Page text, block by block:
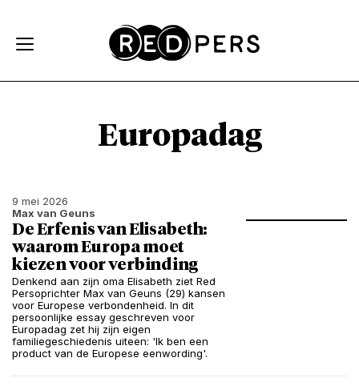
Europadag
9 mei 2026
Max van Geuns
De Erfenis van Elisabeth:
waarom Europa moet
kiezen voor verbinding
Denkend aan zijn oma Elisabeth ziet Red
Persoprichter Max van Geuns (29) kansen
voor Europese verbondenheid. In dit
persoonlijke essay geschreven voor
Europadag zet hij zijn eigen
familiegeschiedenis uiteen: 'Ik ben een
product van de Europese eenwording'.